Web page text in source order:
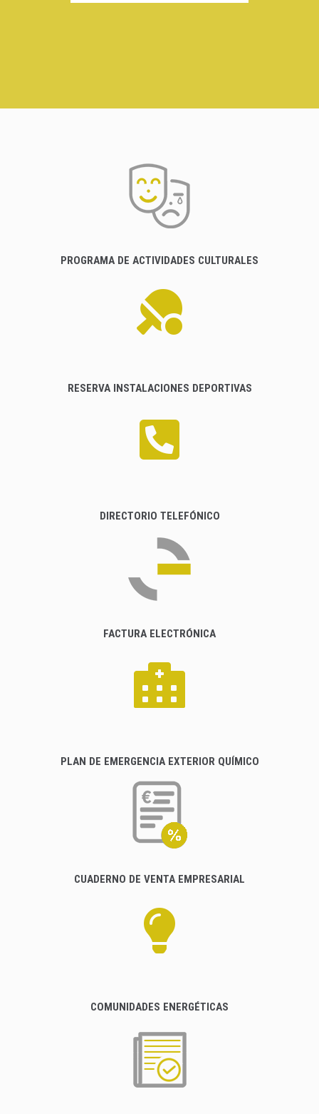
PROGRAMA DE ACTIVIDADES CULTURALES
RESERVA INSTALACIONES DEPORTIVAS
DIRECTORIO TELEFÓNICO
FACTURA ELECTRÓNICA
PLAN DE EMERGENCIA EXTERIOR QUÍMICO
CUADERNO DE VENTA EMPRESARIAL
COMUNIDADES ENERGÉTICAS